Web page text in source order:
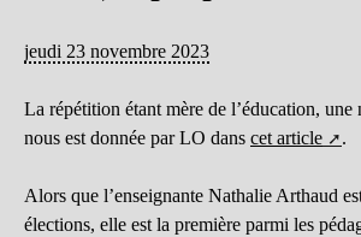
jeudi 23 novembre 2023
La répétition étant mère de l’éducation,
nous est donnée par LO dans cet article .
Alors que l’enseignante Nathalie Arthaud
élections, elle est la première parmi les